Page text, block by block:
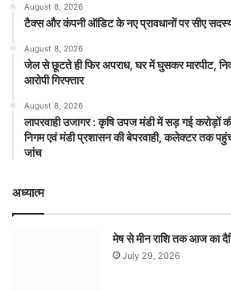
August 8, 2026
टैक्स और कंपनी ऑडिट के नए प्रावधानों पर सीए
August 8, 2026
जेल से छूटते ही फिर अपराध, घर में घुसकर मारपीट,
आरोपी गिरफ्तार
August 8, 2026
लापरवाही उजागर : कृषि उपज मंडी में सड़ गई करोड़ों
निगम एवं मंडी प्रशासन की बेपरवाही, कलेक्टर तक
जांच
अध्यात्म
मेष से मीन राशि तक आज का
July 29, 2026